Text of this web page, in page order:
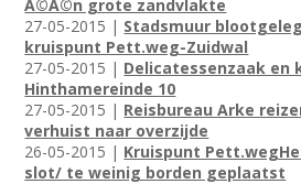
Ã©Ã©n grote zandvlakte
27-05-2015 | Stadsmuur
kruispunt Pett.weg-Zuidwal
27-05-2015 | Delicatessenzaak en
Hinthamereinde 10
27-05-2015 | Reisbureau Arke
verhuist naar overzijde
26-05-2015 | Kruispunt
slot/ te weinig borden geplaatst